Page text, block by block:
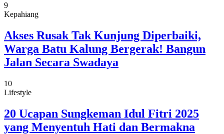
9
Kepahiang
Akses Rusak Tak Kunjung Diperbaiki,
Warga Batu Kalung Bergerak! Bangun
Jalan Secara Swadaya
10
Lifestyle
20 Ucapan Sungkeman Idul Fitri 2025
yang Menyentuh Hati dan Bermakna